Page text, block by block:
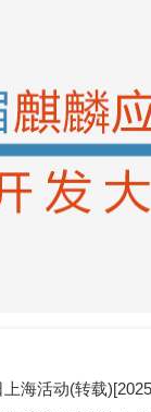
海活动(转载